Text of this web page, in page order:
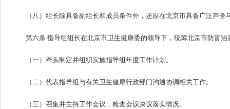
（八）组长除具备副组长和成员条件外，还应在北京市具备广泛声
第六条 指导组组长在北京市卫生健康委的领导下，统筹北京市防盲
（一）牵头制定并组织实施指导组年度工作计划。
（二）代表指导组与有关卫生健康行政部门沟通协调相关工作。
（三）召集并主持工作会议，检查会议决议落实情况。